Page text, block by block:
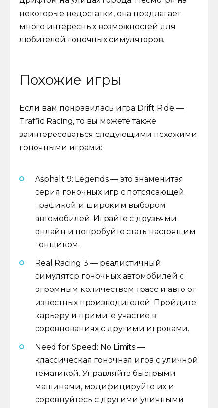
некоторые недостатки, она предлагает
много интересных возможностей для
любителей гоночных симуляторов.
Похожие игры
Если вам понравилась игра Drift Ride —
Traffic Racing, то вы можете также
заинтересоваться следующими похожими
гоночными играми:
Asphalt 9: Legends — это знаменитая
серия гоночных игр с потрясающей
графикой и широким выбором
автомобилей. Играйте с друзьями
онлайн и попробуйте стать настоящим
гонщиком.
Real Racing 3 — реалистичный
симулятор гоночных автомобилей с
огромным количеством трасс и авто от
известных производителей. Пройдите
карьеру и примите участие в
соревнованиях с другими игроками.
Need for Speed: No Limits —
классическая гоночная игра с уличной
тематикой. Управляйте быстрыми
машинами, модифицируйте их и
соревнуйтесь с другими уличными